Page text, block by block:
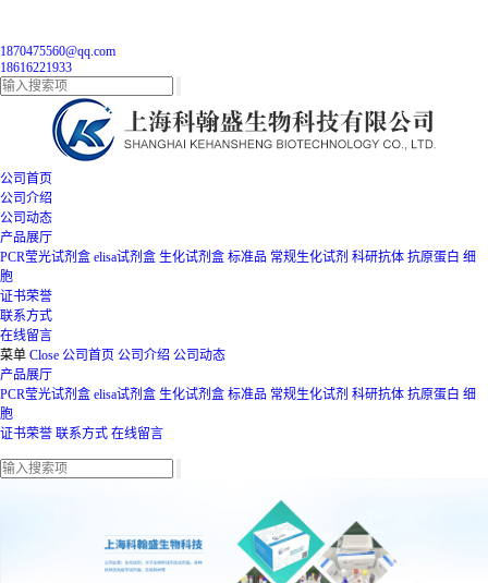
1870475560@qq.com
18616221933
公司首页
公司介绍
公司动态
产品展厅
PCR莹光试剂盒 elisa试剂盒 生化试剂盒 标准品 常规生化试剂 科研抗体 抗原蛋白 细
胞
证书荣誉
联系方式
在线留言
菜单 Close 公司首页 公司介绍 公司动态
产品展厅
PCR莹光试剂盒 elisa试剂盒 生化试剂盒 标准品 常规生化试剂 科研抗体 抗原蛋白 细
胞
证书荣誉 联系方式 在线留言